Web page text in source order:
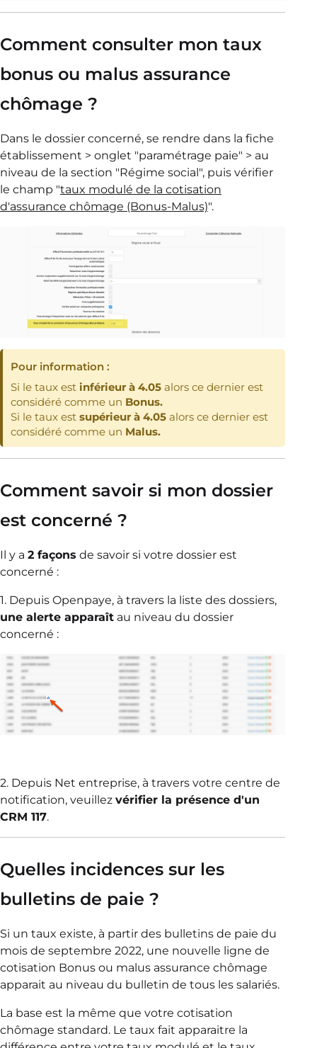
Comment consulter mon taux
bonus ou malus assurance
chômage ?
Dans le dossier concerné, se rendre dans la fiche
établissement > onglet "paramétrage paie" > au
niveau de la section "Régime social", puis vérifier
le champ "taux modulé de la cotisation
d'assurance chômage (Bonus-Malus)".
Pour information :
Si le taux estinférieur à 4.05 alors ce dernier est
considéré comme un Bonus.
Si le taux estsupérieur à 4.05 alors ce dernier est
considéré comme un Malus.
Comment savoir si mon dossier
est concerné ?
Il y a 2 façons de savoir si votre dossier est
concerné :
1. Depuis Openpaye, à travers la liste des dossiers,
une alerte apparaît au niveau du dossier
concerné :
2. Depuis Net entreprise, à travers votre centre de
notification, veuillez vérifier la présence d'un
CRM 117.
Quelles incidences sur les
bulletins de paie ?
Si un taux existe, à partir des bulletins de paie du
mois de septembre 2022, une nouvelle ligne de
cotisation Bonus ou malus assurance chômage
apparait au niveau du bulletin de tous les salariés.
La base est la même que votre cotisation
chômage standard. Le taux fait apparaitre la